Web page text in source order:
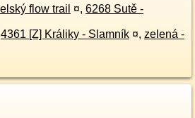
flow trail ¤, 6268 Sutě -
4361 [Z] Králiky - Slamník ¤, zelená -